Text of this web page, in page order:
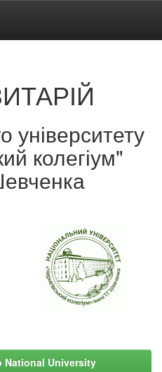
університету
колегіум"
National University